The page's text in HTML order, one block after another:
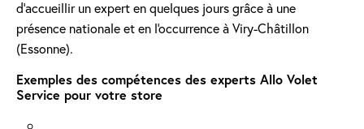
d'accueillir un expert en quelques jours grâce à une
présence nationale et en l'occurrence à Viry-Châtillon
(Essonne).
Exemples des compétences des experts Allo Volet
Service pour votre store